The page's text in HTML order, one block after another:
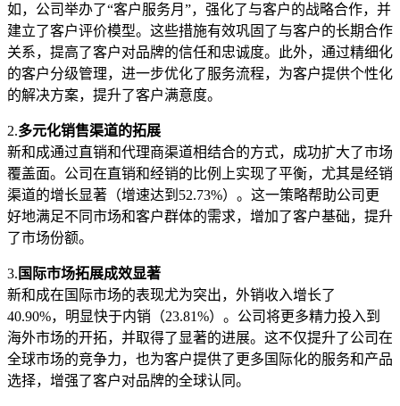
如，公司举办了“客户服务月”，强化了与客户的战略合作，并
建立了客户评价模型。这些措施有效巩固了与客户的长期合作
关系，提高了客户对品牌的信任和忠诚度。此外，通过精细化
的客户分级管理，进一步优化了服务流程，为客户提供个性化
的解决方案，提升了客户满意度。
2.多元化销售渠道的拓展
新和成通过直销和代理商渠道相结合的方式，成功扩大了市场
覆盖面。公司在直销和经销的比例上实现了平衡，尤其是经销
渠道的增长显著（增速达到52.73%）。这一策略帮助公司更
好地满足不同市场和客户群体的需求，增加了客户基础，提升
了市场份额。
3. 国际市场拓展成效显著
新和成在国际市场的表现尤为突出，外销收入增长了
40.90%，明显快于内销（23.81%）。公司将更多精力投入到
海外市场的开拓，并取得了显著的进展。这不仅提升了公司在
全球市场的竞争力，也为客户提供了更多国际化的服务和产品
选择，增强了客户对品牌的全球认同。